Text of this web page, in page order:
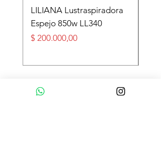
LILIANA Lustraspiradora
Espejo 850w LL340
Precio
$ 200.000,00